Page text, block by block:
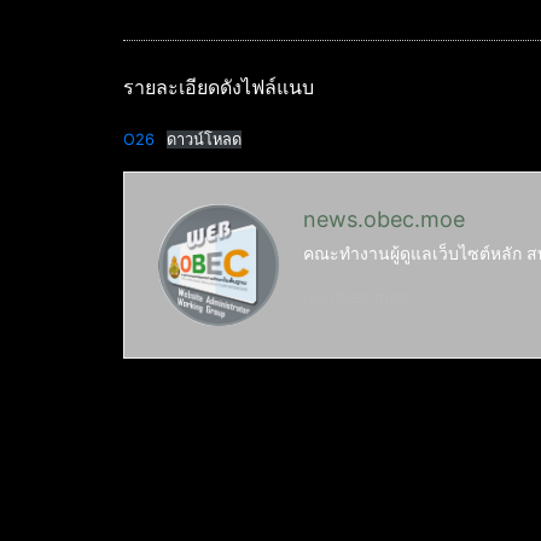
รายละเอียดดังไฟล์แนบ
O26 ดาวน์โหลด
news.obec.moe
คณะทำงานผู้ดูแลเว็บไซต์หลัก ส